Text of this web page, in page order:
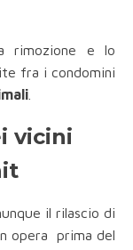
rimozione e lo
fra i condomini
vicini
il rilascio di
opera prima del